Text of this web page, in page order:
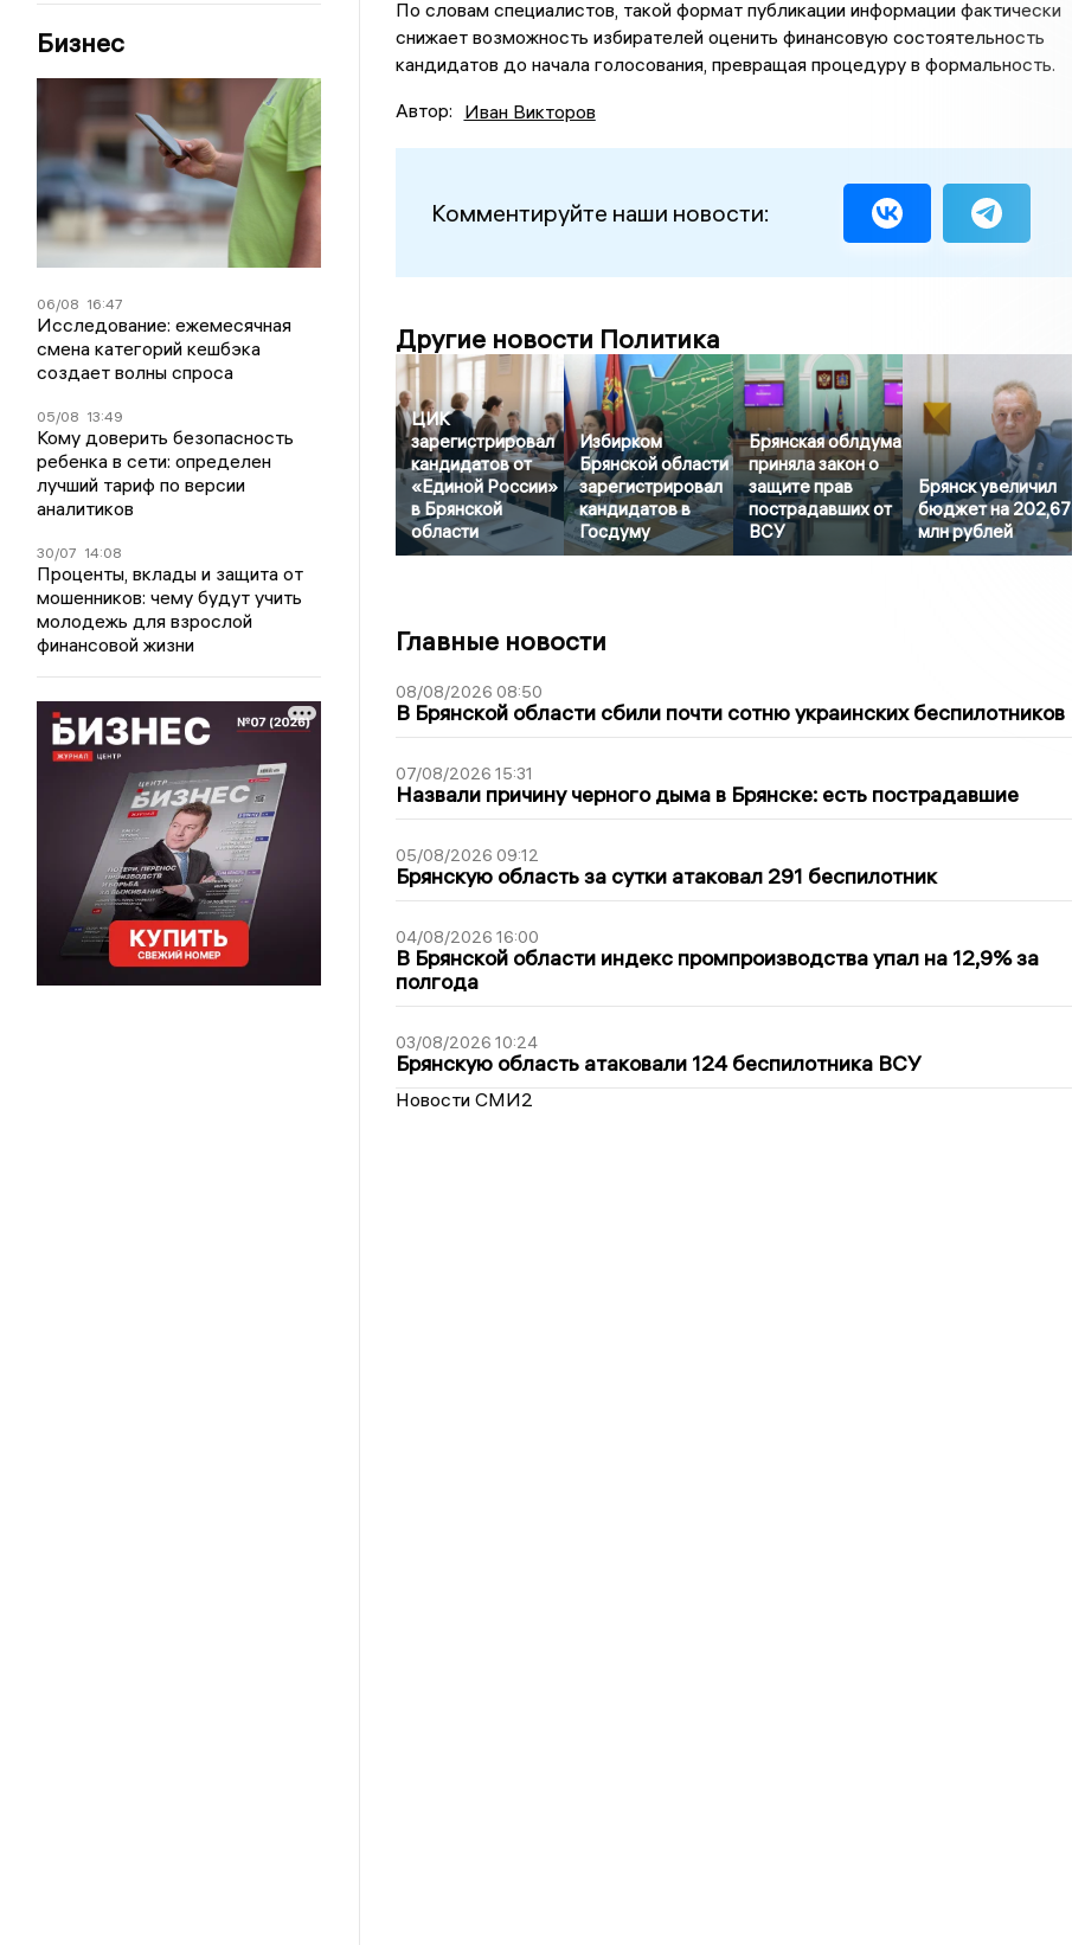
Бизнес
06/08 16:47
Исследование: ежемесячная
смена категорий кешбэка
создает волны спроса
05/08 13:49
Кому доверить безопасность
ребенка в сети: определен
лучший тариф по версии
аналитиков
30/07 14:08
Проценты, вклады и защита от
мошенников: чему будут учить
молодежь для взрослой
финансовой жизни
По словам специалистов, такой формат публикации информации фактически
снижает возможность избирателей оценить финансовую состоятельность
кандидатов до начала голосования, превращая процедуру в формальность.
Автор: Иван Викторов
Комментируйте наши новости:
Другие новости Политика
ЦИК
зарегистрировал
кандидатов от
«Единой России»
в Брянской
области
Избирком
Брянской области
зарегистрировал
кандидатов в
Госдуму
Брянская облдума
приняла закон о
защите прав
пострадавших от
ВСУ
Брянск увеличил
бюджет на 202,67
млн рублей
Главные новости
08/08/2026 08:50
В Брянской области сбили почти сотню украинских беспилотников
07/08/2026 15:31
Назвали причину черного дыма в Брянске: есть пострадавшие
05/08/2026 09:12
Брянскую область за сутки атаковал 291 беспилотник
04/08/2026 16:00
В Брянской области индекс промпроизводства упал на 12,9% за
полгода
03/08/2026 10:24
Брянскую область атаковали 124 беспилотника ВСУ
Новости СМИ2